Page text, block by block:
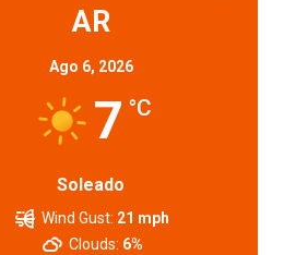
AR
Ago 6, 2026
7 °C
Soleado
Wind Gust: 21 mph
Clouds: 6%